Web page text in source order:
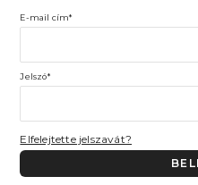
E-mail cím*
Jelszó*
Elfelejtette jelszavát?